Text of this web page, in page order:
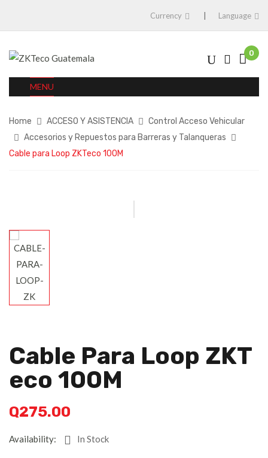
Currency Language
0
MENU
Home ACCESO Y ASISTENCIA
Control Acceso Vehicular
Accesorios y Repuestos para Barreras y Talanqueras
Cable para Loop ZKTeco 100M
Cable Para Loop ZKT
Eco 100M
Q275.00
Availability: In Stock